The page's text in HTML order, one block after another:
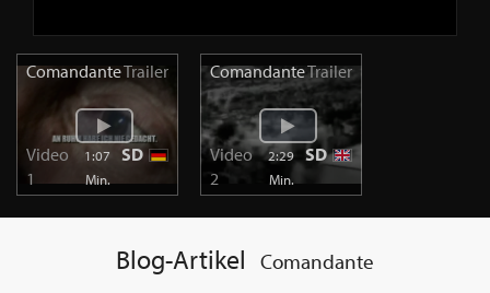
ComandanteTrailer
Video
1
1:07
Min.
SD
ComandanteTrailer
Video
2
2:29
Min.
SD
Blog-Artikel
Comandante